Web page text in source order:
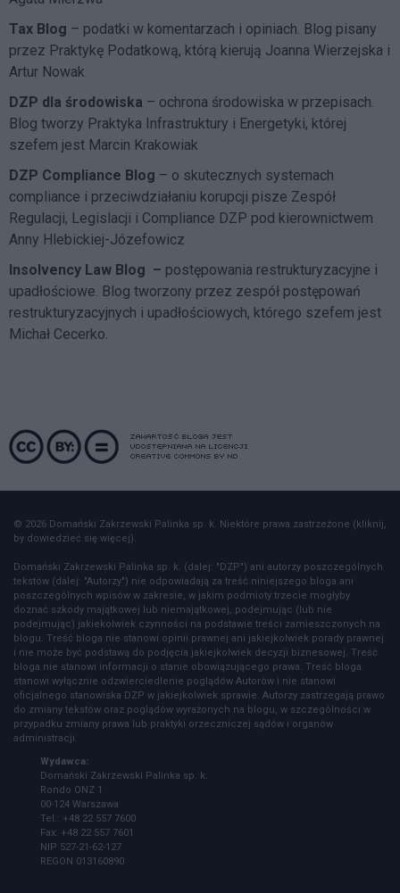
Tax Blog – podatki w komentarzach i opiniach. Blog pisany
przez Praktykę Podatkową, którą kierują Joanna Wierzejska i
Artur Nowak
DZP dla środowiska – ochrona środowiska w przepisach.
Blog tworzy Praktyka Infrastruktury i Energetyki, której
szefem jest Marcin Krakowiak
DZP Compliance Blog – o skutecznych systemach
compliance i przeciwdziałaniu korupcji pisze Zespół
Regulacji, Legislacji i Compliance DZP pod kierownictwem
Anny Hlebickiej-Józefowicz
Insolvency Law Blog – postępowania restrukturyzacyjne i
upadłościowe. Blog tworzony przez zespół postępowań
restrukturyzacyjnych i upadłościowych, którego szefem jest
Michał Cecerko.
© 2026 Domański Zakrzewski Palinka sp. k. Niektóre prawa zastrzeżone (kliknij,
by dowiedzieć się więcej).
Domański Zakrzewski Palinka sp. k. (dalej: "DZP") ani autorzy poszczególnych
tekstów (dalej: "Autorzy") nie odpowiadają za treść niniejszego bloga ani
poszczególnych wpisów w zakresie, w jakim podmioty trzecie mogłyby
doznać szkody majątkowej lub niemajątkowej, podejmując (lub nie
podejmując) jakiekolwiek czynności na podstawie treści zamieszczonych na
blogu. Treść bloga nie stanowi opinii prawnej ani jakiejkolwiek porady prawnej
i nie może być podstawą do podjęcia jakiejkolwiek decyzji biznesowej. Treść
bloga nie stanowi informacji o stanie obowiązującego prawa. Treść bloga
stanowi wyłącznie odzwierciedlenie poglądów Autorów i nie stanowi
oficjalnego stanowiska DZP w jakiejkolwiek sprawie. Autorzy zastrzegają prawo
do zmiany tekstów oraz poglądów wyrażonych na blogu, w szczególności w
przypadku zmiany prawa lub praktyki orzeczniczej sądów i organów
administracji.
Wydawca:
Domański Zakrzewski Palinka sp. k.
Rondo ONZ 1
00-124 Warszawa
Tel.: +48 22 557 7600
Fax: +48 22 557 7601
NIP 527-21-62-127
REGON 013160890